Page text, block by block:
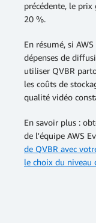
précédente, le
20 %.
En résumé, si
dépenses de
utiliser QVBR
les coûts de
qualité vidéo
En savoir plus :
de l'équipe AWS
de QVBR avec
le choix du niveau